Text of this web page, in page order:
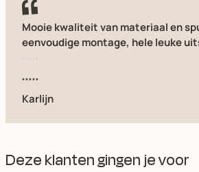
Mooie kwaliteit van materiaal en
eenvoudige montage, hele leuke
Karlijn
Deze klanten gingen je voor